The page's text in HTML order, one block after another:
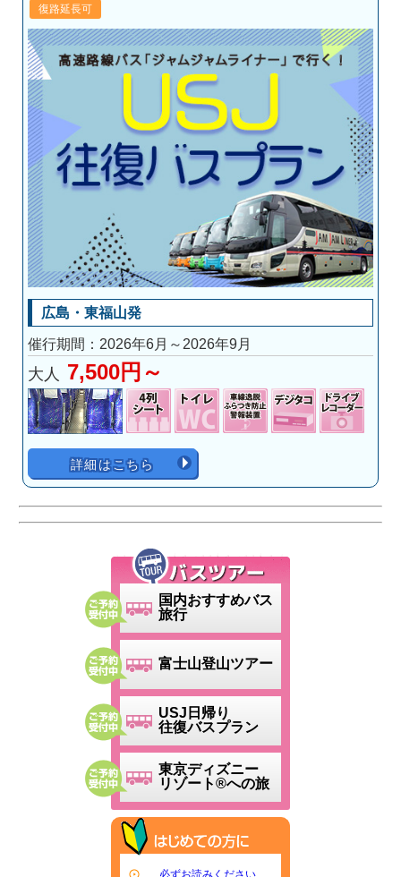
復路延長可
広島・東福山発
催行期間：2026年6月～2026年9月
大人 7,500円～
詳細はこちら
国内おすすめバス
旅行
富士山登山ツアー
USJ日帰り
往復バスプラン
東京ディズニー
リゾート®への旅
必ずお読みください